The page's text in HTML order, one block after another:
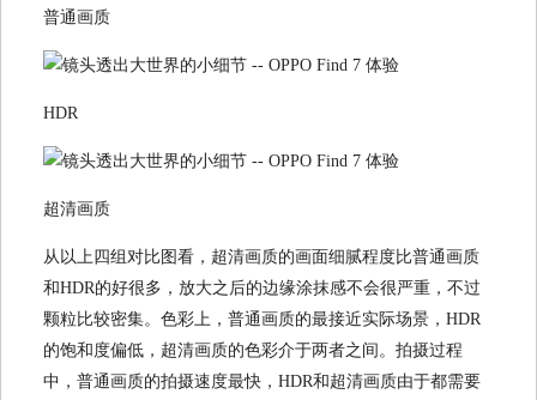
普通画质
HDR
超清画质
从以上四组对比图看，超清画质的画面细腻程度比普通画质
和HDR的好很多，放大之后的边缘涂抹感不会很严重，不过
颗粒比较密集。色彩上，普通画质的最接近实际场景，HDR
的饱和度偏低，超清画质的色彩介于两者之间。拍摄过程
中，普通画质的拍摄速度最快，HDR和超清画质由于都需要